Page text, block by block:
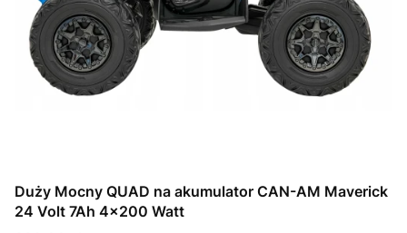
Duży Mocny QUAD na akumulator CAN-AM Maverick
24 Volt 7Ah 4x200 Watt